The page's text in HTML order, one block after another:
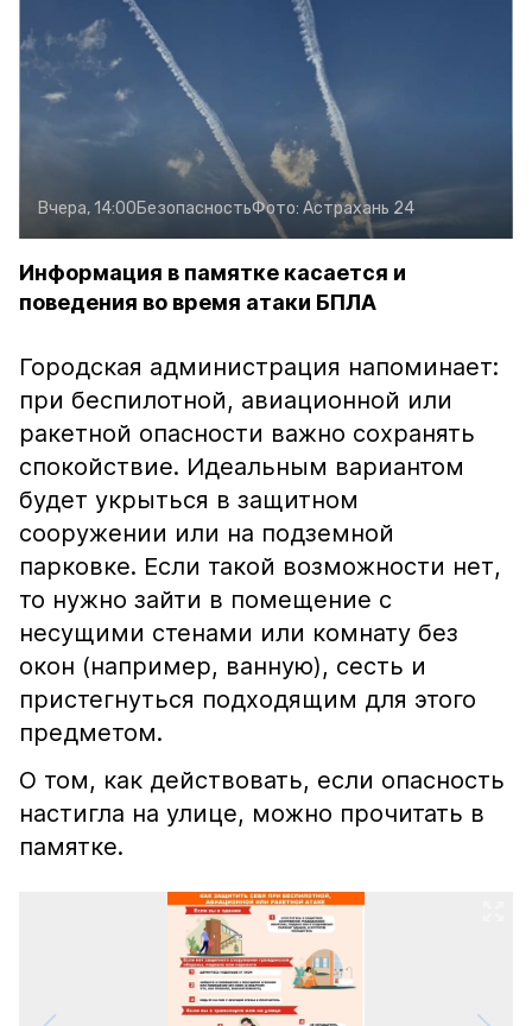
Вчера, 14:00БезопасностьФото: Астрахань 24
Информация в памятке касается и
поведения во время атаки БПЛА
Городская администрация напоминает:
при беспилотной, авиационной или
ракетной опасности важно сохранять
спокойствие. Идеальным вариантом
будет укрыться в защитном
сооружении или на подземной
парковке. Если такой возможности нет,
то нужно зайти в помещение с
несущими стенами или комнату без
окон (например, ванную), сесть и
пристегнуться подходящим для этого
предметом.
О том, как действовать, если опасность
настигла на улице, можно прочитать в
памятке.